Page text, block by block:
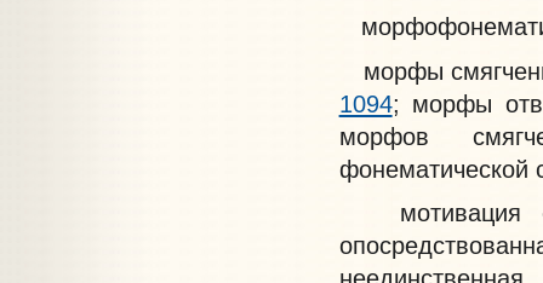
морфы
1094; морфы
морфов
фонематической
мотивация